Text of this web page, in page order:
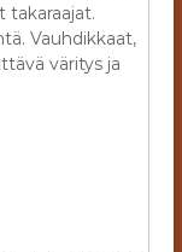
takaraajat.
Vauhdikkaat,
väritys ja